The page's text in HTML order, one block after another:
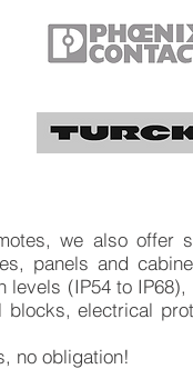
we also offer
panels and
levels (IP54 to IP68),
blocks, electrical
no obligation!